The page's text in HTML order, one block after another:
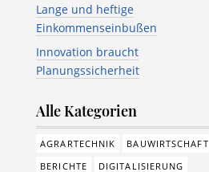
Lange und heftige
Einkommenseinbußen
Innovation braucht
Planungssicherheit
Alle Kategorien
AGRARTECHNIK
BAUWIRTSCHAFT
BERICHTE
DIGITALISIERUNG